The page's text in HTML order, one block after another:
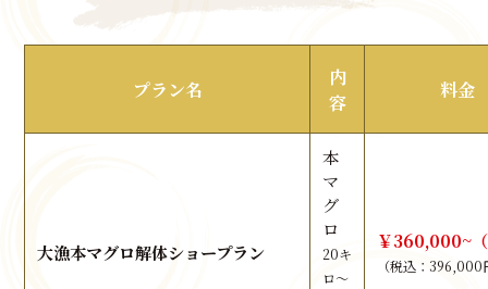
プラン名
内
容
料金
大漁本マグロ解体ショープラン
本
マ
グ
ロ
20キ
ロ～
￥360,000~
（税込：396,000